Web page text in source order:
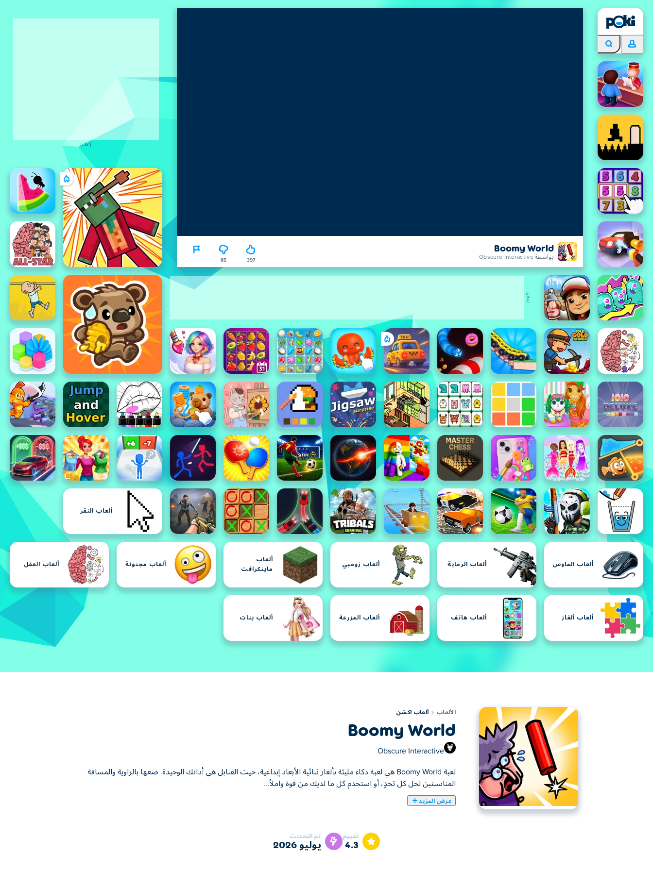
Boomy World
بواسطة Obscure Interactive 397
85
ألعاب النقر
ألعاب الماوس ألعاب الرماية ألعاب زومبي
ألعاب
ماينكرافت
ألعاب مجنونة ألعاب العقل
ألعاب ألغاز ألعاب هاتف ألعاب المزرعة ألعاب بنات
إعلان
إعلان
الألعاب ألعاب اكشن
Boomy World
Obscure Interactive
لعبة Boomy World هي لعبة ذكاء مليئة بألغاز ثنائية الأبعاد إبداعية، حيث القنابل هي أداتك الوحيدة. ضعها بالزاوية والمسافة
المناسبتين لحل كل تحدٍ، أو استخدم كل ما لديك من قوة واملأ...
عرض المزيد
لعبة Boomy World هي لعبة ذكاء مليئة بألغاز ثنائية الأبعاد إبداعية، حيث القنابل هي أداتك الوحيدة. ضعها بالزاوية والمسافة المناسبتين لحل كل تحدٍ، أو استخدم كل ما
بذكاء، فجّر الأشياء، واكتشف ما إذا كان بإمكانك شق طريقك عبر كل مستوى!
تقييم
4.3
تم التحديث
يوليو 2026